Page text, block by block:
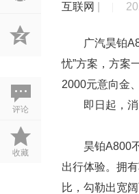
评论
收藏
互联网
广汽昊铂
忧”方案，方案
2000元意向金
即日起，
昊铂A800
出行体验。拥
比，勾勒出宽